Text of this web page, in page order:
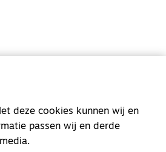
deze cookies kunnen wij en
passen wij en derde